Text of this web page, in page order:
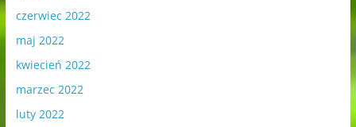
czerwiec 2022
maj 2022
kwiecień 2022
marzec 2022
luty 2022